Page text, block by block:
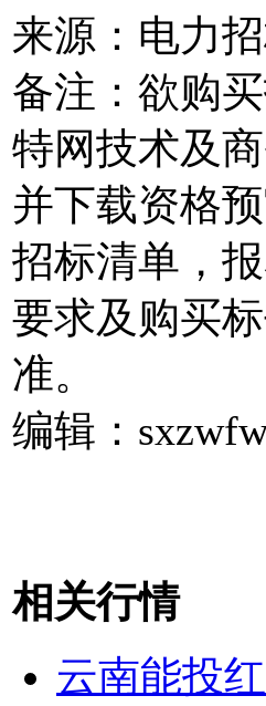
来源：电力
备注：欲购
特网技术及
并下载资格
招标清单，
要求及购买
准。
编辑：
相关行情
云南能投